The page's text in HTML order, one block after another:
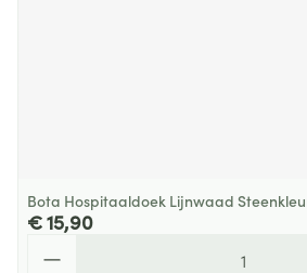
Bota Hospitaaldoek Lijnwaad
€ 15,90